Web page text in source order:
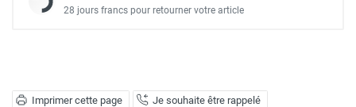
Imprimer cette page Je souhaite être rappelé
28 jours francs pour retourner votre article